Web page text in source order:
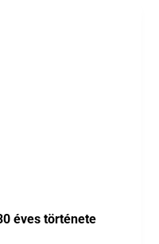
éves története